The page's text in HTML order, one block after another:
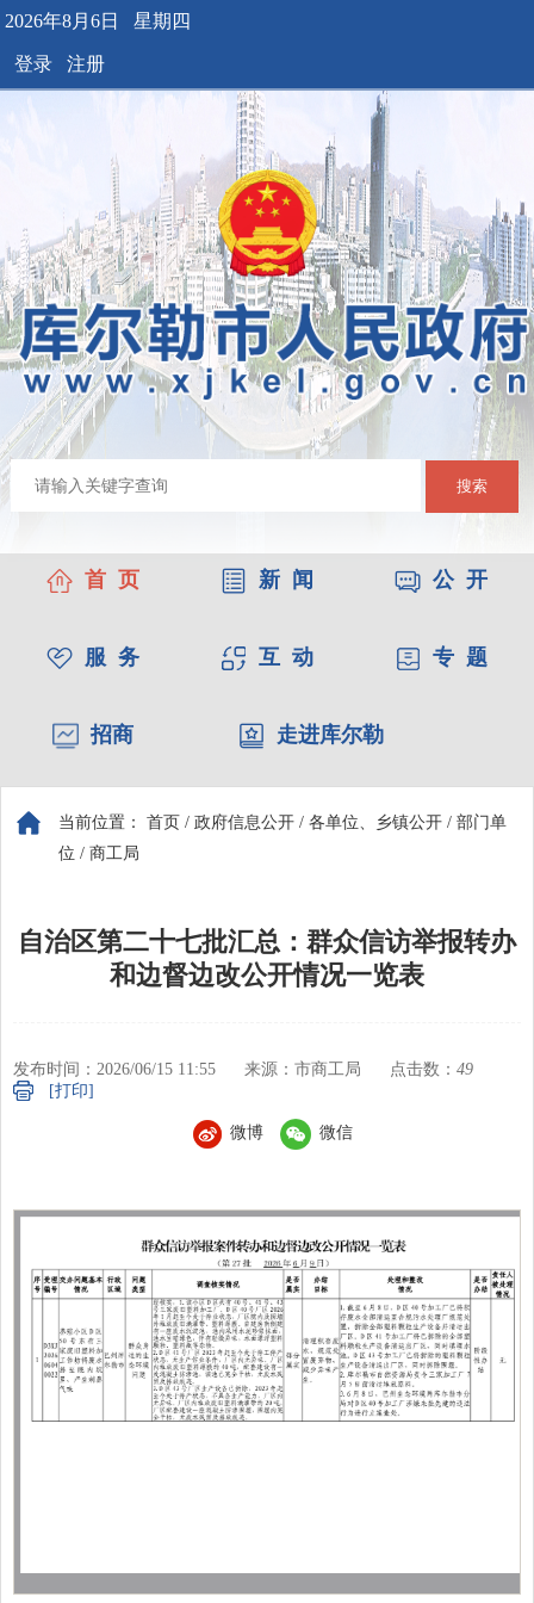
2026年8月6日 星期四
登录 注册
搜索
首 页 新 闻 公 开
服 务 互 动 专 题
招商 走进库尔勒
当前位置： 首页 / 政府信息公开 / 各单位、乡镇公开 / 部门单
位 / 商工局
自治区第二十七批汇总：群众信访举报转办
和边督边改公开情况一览表
发布时间：2026/06/15 11:55 来源：市商工局 点击数： 49
[打印]
微博 微信